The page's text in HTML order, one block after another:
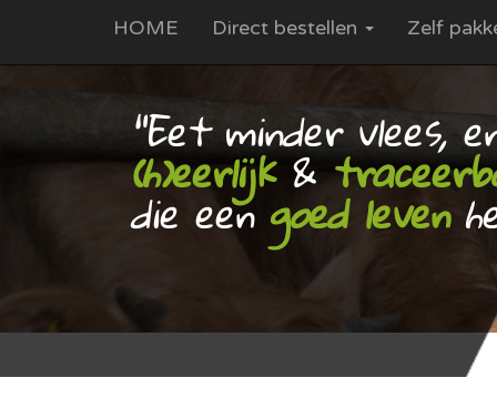
HOME Direct bestellen Zelf
"Eet minder vlees,
(h)eerlijk&
die eengoed leven